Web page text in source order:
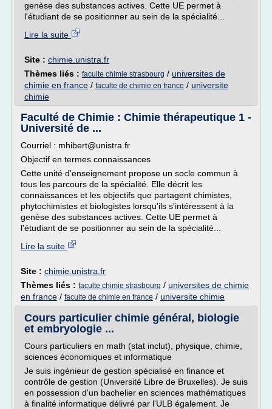
genèse des substances actives. Cette UE permet à
l'étudiant de se positionner au sein de la spécialité...
Lire la suite
Site : chimie.unistra.fr
Thèmes liés : faculte chimie strasbourg / universites de
chimie en france / faculte de chimie en france / universite
chimie
Faculté de Chimie : Chimie thérapeutique 1 -
Université de ...
Courriel : mhibert@unistra.fr
Objectif en termes connaissances
Cette unité d'enseignement propose un socle commun à
tous les parcours de la spécialité. Elle décrit les
connaissances et les objectifs que partagent chimistes,
phytochimistes et biologistes lorsqu'ils s'intéressent à la
genèse des substances actives. Cette UE permet à
l'étudiant de se positionner au sein de la spécialité...
Lire la suite
Site : chimie.unistra.fr
Thèmes liés : faculte chimie strasbourg / universites de chimie
en france / faculte de chimie en france / universite chimie
Cours particulier chimie général, biologie
et embryologie ...
Cours particuliers en math (stat inclut), physique, chimie,
sciences économiques et informatique
Je suis ingénieur de gestion spécialisé en finance et
contrôle de gestion (Université Libre de Bruxelles). Je suis
en possession d'un bachelier en sciences mathématiques
à finalité informatique délivré par l'ULB également. Je